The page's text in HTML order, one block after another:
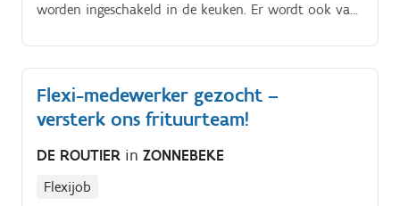
worden ingeschakeld in de keuken. Er wordt ook van
Flexi-medewerker gezocht –
versterk ons frituurteam!
DE ROUTIER in ZONNEBEKE
Flexijob